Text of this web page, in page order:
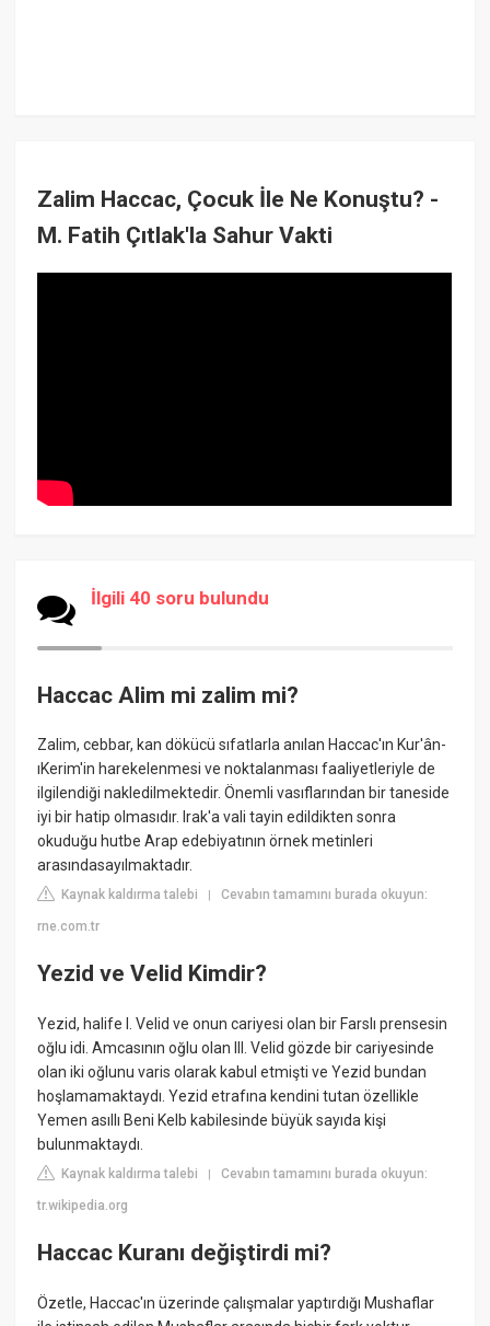
Zalim Haccac, Çocuk İle Ne Konuştu? -
M. Fatih Çıtlak'la Sahur Vakti
İlgili 40 soru bulundu
Haccac Alim mi zalim mi?
Zalim, cebbar, kan dökücü sıfatlarla anılan Haccac'ın Kur'ân-
ıKerim'in harekelenmesi ve noktalanması faaliyetleriyle de
ilgilendiği nakledilmektedir. Önemli vasıflarından bir taneside
iyi bir hatip olmasıdır. Irak'a vali tayin edildikten sonra
okuduğu hutbe Arap edebiyatının örnek metinleri
arasındasayılmaktadır.
Kaynak kaldırma talebi |Cevabın tamamını burada okuyun:
rne.com.tr
Yezid ve Velid Kimdir?
Yezid, halife I. Velid ve onun cariyesi olan bir Farslı prensesin
oğlu idi. Amcasının oğlu olan III. Velid gözde bir cariyesinde
olan iki oğlunu varis olarak kabul etmişti ve Yezid bundan
hoşlamamaktaydı. Yezid etrafına kendini tutan özellikle
Yemen asıllı Beni Kelb kabilesinde büyük sayıda kişi
bulunmaktaydı.
Kaynak kaldırma talebi |Cevabın tamamını burada okuyun:
tr.wikipedia.org
Haccac Kuranı değiştirdi mi?
Özetle, Haccac'ın üzerinde çalışmalar yaptırdığı Mushaflar